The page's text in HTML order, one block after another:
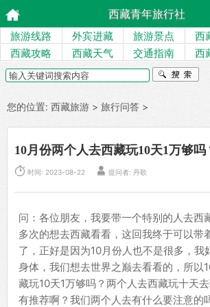
西藏青年旅行社
旅游线路 外宾进藏 旅游景点 西
西藏攻略
西藏天气 交通指南 西
您的位置: 西藏旅游 > 旅行问答 >
10月份两个人去西藏玩10天1万够吗
 时间: 2023-08-22  提问者: 丹歌
问：各位朋友，我要带一个特别的人去西
多次的想去西藏看看，这回我终于可以带
了，正好是因为10月份人也不是很多，我
身体，我们想去世界之巅去看看的，所以
藏玩10天1万够吗？两个人去西藏玩十天
有推荐啊？我们两个人去有什么要注意的